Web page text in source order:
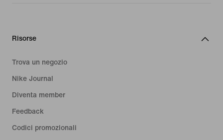
Risorse
Trova un negozio
Nike Journal
Diventa member
Feedback
Codici promozionali